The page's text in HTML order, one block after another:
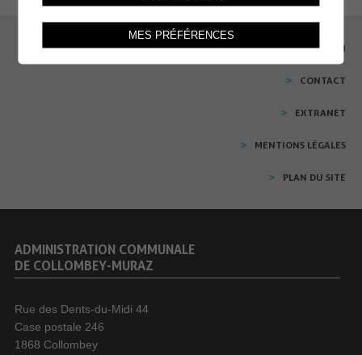
EMPLOI
CONTACT
EXTRANET
MENTIONS LÉGALES
PLAN DU SITE
ADMINISTRATION COMMUNALE
DE COLLOMBEY-MURAZ
Rue des Dents-du-Midi 44
Case postale 246
1868 Collombey
MES PRÉFÉRENCES